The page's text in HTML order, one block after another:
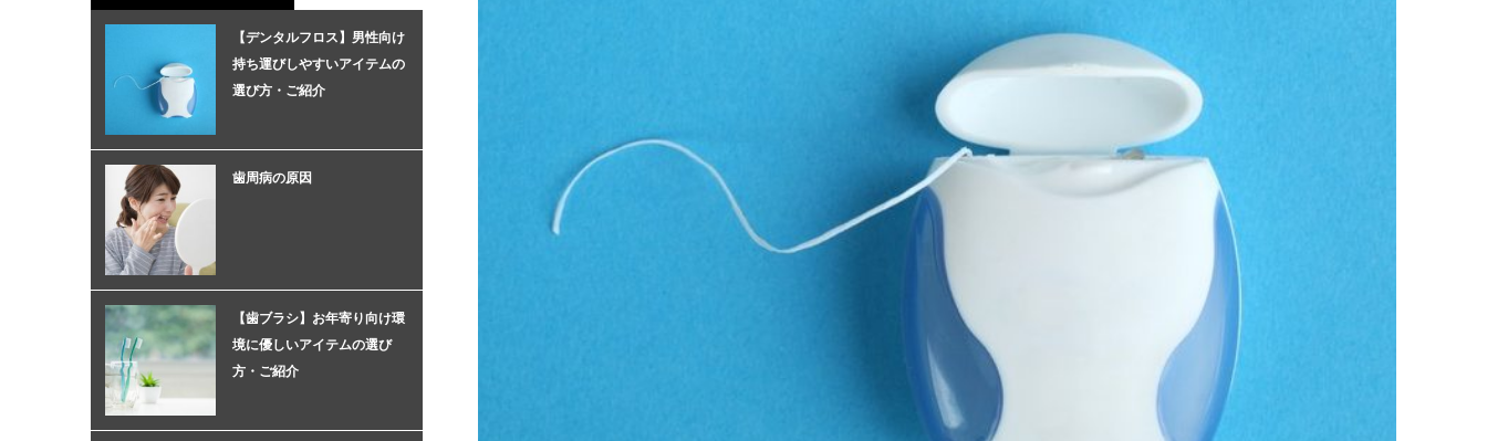
【デンタルフロス】男性向け
持ち運びしやすいアイテムの
選び方・ご紹介
歯周病の原因
【歯ブラシ】お年寄り向け環
境に優しいアイテムの選び
方・ご紹介